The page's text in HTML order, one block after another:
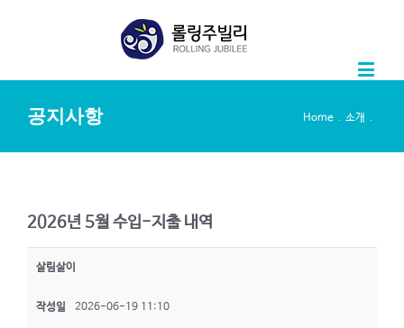
공지사항 Home 소개
2026년 5월 수입-지출 내역
살림살이
작성일 2026-06-19 11:10